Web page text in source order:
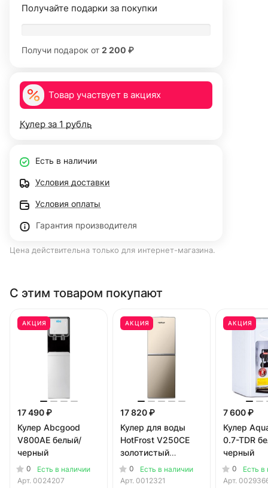
Получайте подарки за покупки
Получи подарок от 2 200 ₽
Товар участвует в акциях
Кулер за 1 рубль
Есть в наличии
Условия доставки
Условия оплаты
Гарантия производителя
Цена действительна только для интернет-магазина.
С этим товаром покупают
АКЦИЯ
17 490 ₽
Кулер Abcgood
V800AE белый/
черный
0
Есть в наличии
Арт. 0024207
АКЦИЯ
17 820 ₽
Кулер для воды
HotFrost V250CE
золотистый
(шкафчик 36
литров)
0
Есть в наличии
Арт. 0012321
АКЦИЯ
7 600 ₽
Кулер
0.7-TDR
черный
0
Есть в
Арт.